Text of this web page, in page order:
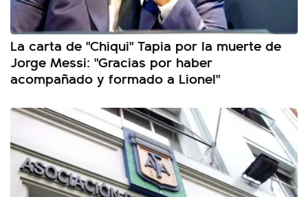
La carta de "Chiqui" Tapia por la muerte de
Jorge Messi: "Gracias por haber
acompañado y formado a Lionel"